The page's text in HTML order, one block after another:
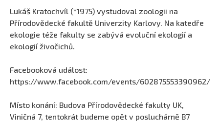
Lukáš Kratochvíl (*1975) vystudoval zoologii na
Přírodovědecké fakultě Univerzity Karlovy. Na katedře
ekologie téže fakulty se zabývá evoluční ekologií a
ekologií živočichů.
Facebooková událost:
https://www.facebook.com/events/602875553390962/
Místo konání: Budova Přírodovědecké fakulty UK,
Viničná 7, tentokrát budeme opět v posluchárně B7